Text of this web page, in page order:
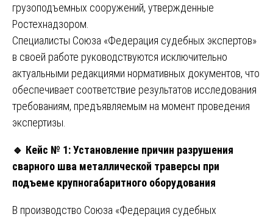
грузоподъемных сооружений, утвержденные
Ростехнадзором.
Специалисты Союза «Федерация судебных экспертов»
в своей работе руководствуются исключительно
актуальными редакциями нормативных документов, что
обеспечивает соответствие результатов исследования
требованиям, предъявляемым на момент проведения
экспертизы.
🔹 Кейс № 1: Установление причин разрушения
сварного шва металлической траверсы при
подъеме крупногабаритного оборудования
В производство Союза «Федерация судебных